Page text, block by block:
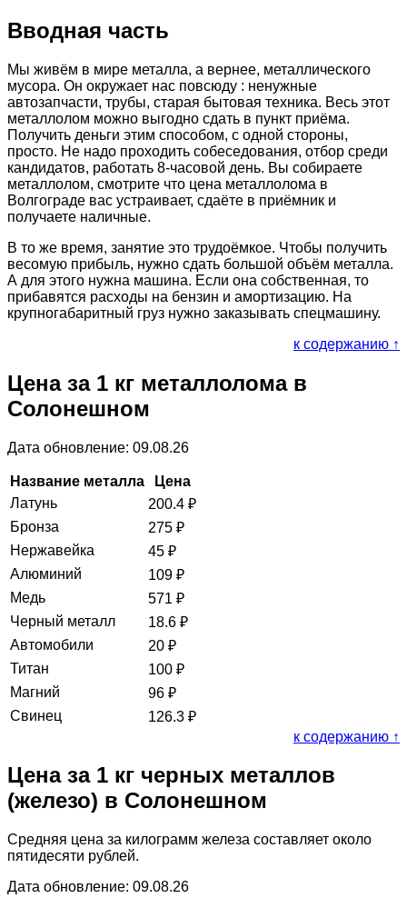
Вводная часть
Мы живём в мире металла, а вернее, металлического
мусора. Он окружает нас повсюду : ненужные
автозапчасти, трубы, старая бытовая техника. Весь этот
металлолом можно выгодно сдать в пункт приёма.
Получить деньги этим способом, с одной стороны,
просто. Не надо проходить собеседования, отбор среди
кандидатов, работать 8-часовой день. Вы собираете
металлолом, смотрите что цена металлолома в
Волгограде вас устраивает, сдаёте в приёмник и
получаете наличные.
В то же время, занятие это трудоёмкое. Чтобы получить
весомую прибыль, нужно сдать большой объём металла.
А для этого нужна машина. Если она собственная, то
прибавятся расходы на бензин и амортизацию. На
крупногабаритный груз нужно заказывать спецмашину.
к содержанию ↑
Цена за 1 кг металлолома в
Солонешном
Дата обновление: 09.08.26
Название металла
Цена
Латунь
200.4 ₽
Бронза
275 ₽
Нержавейка
45 ₽
Алюминий
109 ₽
Медь
571 ₽
Черный металл
18.6 ₽
Автомобили
20 ₽
Титан
100 ₽
Магний
96 ₽
Свинец
126.3 ₽
к содержанию ↑
Цена за 1 кг черных металлов
(железо) в Солонешном
Средняя цена за килограмм железа составляет около
пятидесяти рублей.
Дата обновление: 09.08.26